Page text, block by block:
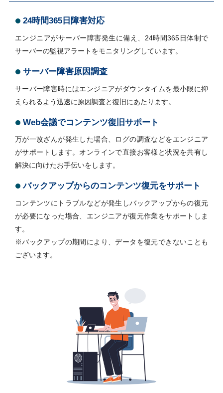
24時間365日障害対応
エンジニアがサーバー障害発生に備え、24時間365日体制で
サーバーの監視アラートをモニタリングしています。
サーバー障害原因調査
サーバー障害時にはエンジニアがダウンタイムを最小限に抑
えられるよう迅速に原因調査と復旧にあたります。
Web会議でコンテンツ復旧サポート
万が一改ざんが発生した場合、ログの調査などをエンジニア
がサポートします。オンラインで直接お客様と状況を共有し
解決に向けたお手伝いをします。
バックアップからのコンテンツ復元をサポート
コンテンツにトラブルなどが発生しバックアップからの復元
が必要になった場合、エンジニアが復元作業をサポートしま
す。
※バックアップの期間により、データを復元できないことも
ございます。